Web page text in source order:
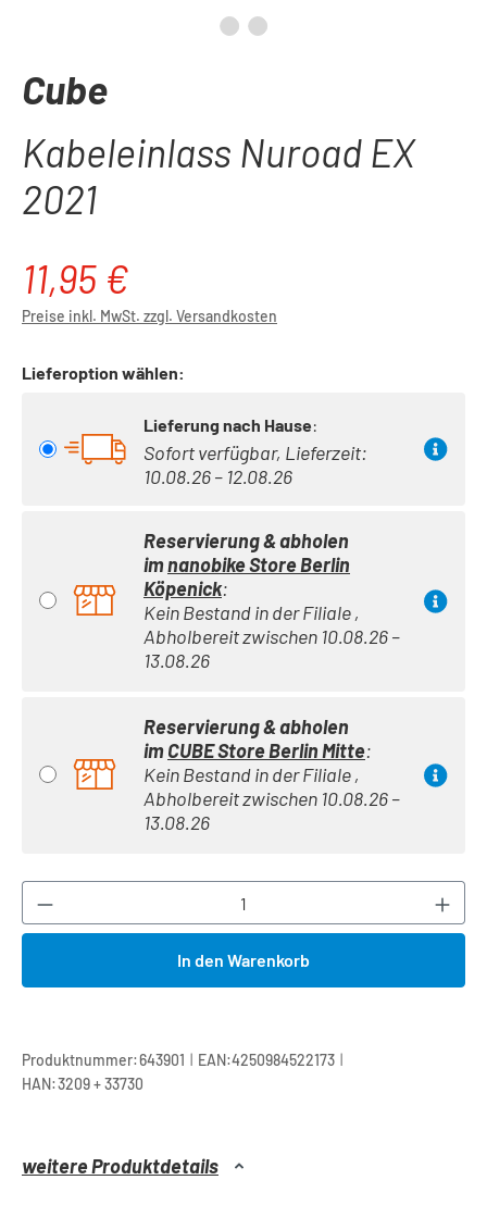
Cube
Kabeleinlass Nuroad EX
2021
Regulärer Preis:
11,95 €
Preise inkl. MwSt. zzgl. Versandkosten
Lieferoption wählen:
Lieferung nach Hause:
Sofort verfügbar, Lieferzeit:
10.08.26 – 12.08.26
Reservierung & abholen
imnanobike Store Berlin
Köpenick:
Kein Bestand in der Filiale ,
Abholbereit zwischen 10.08.26 –
13.08.26
Reservierung & abholen
imCUBE Store Berlin Mitte:
Kein Bestand in der Filiale ,
Abholbereit zwischen 10.08.26 –
13.08.26
Produkt Anzahl: Gib den gewünschten
In den Warenkorb
Produktnummer:643901 | EAN:4250984522173 |
HAN:3209 + 33730
weitere Produktdetails